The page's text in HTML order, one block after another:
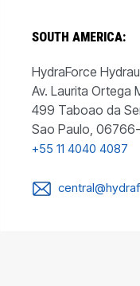
SOUTH AMERICA:
HydraForce
Av. Laurita Ortega
499 Taboao da
Sao Paulo,
+55 11 4040 4087